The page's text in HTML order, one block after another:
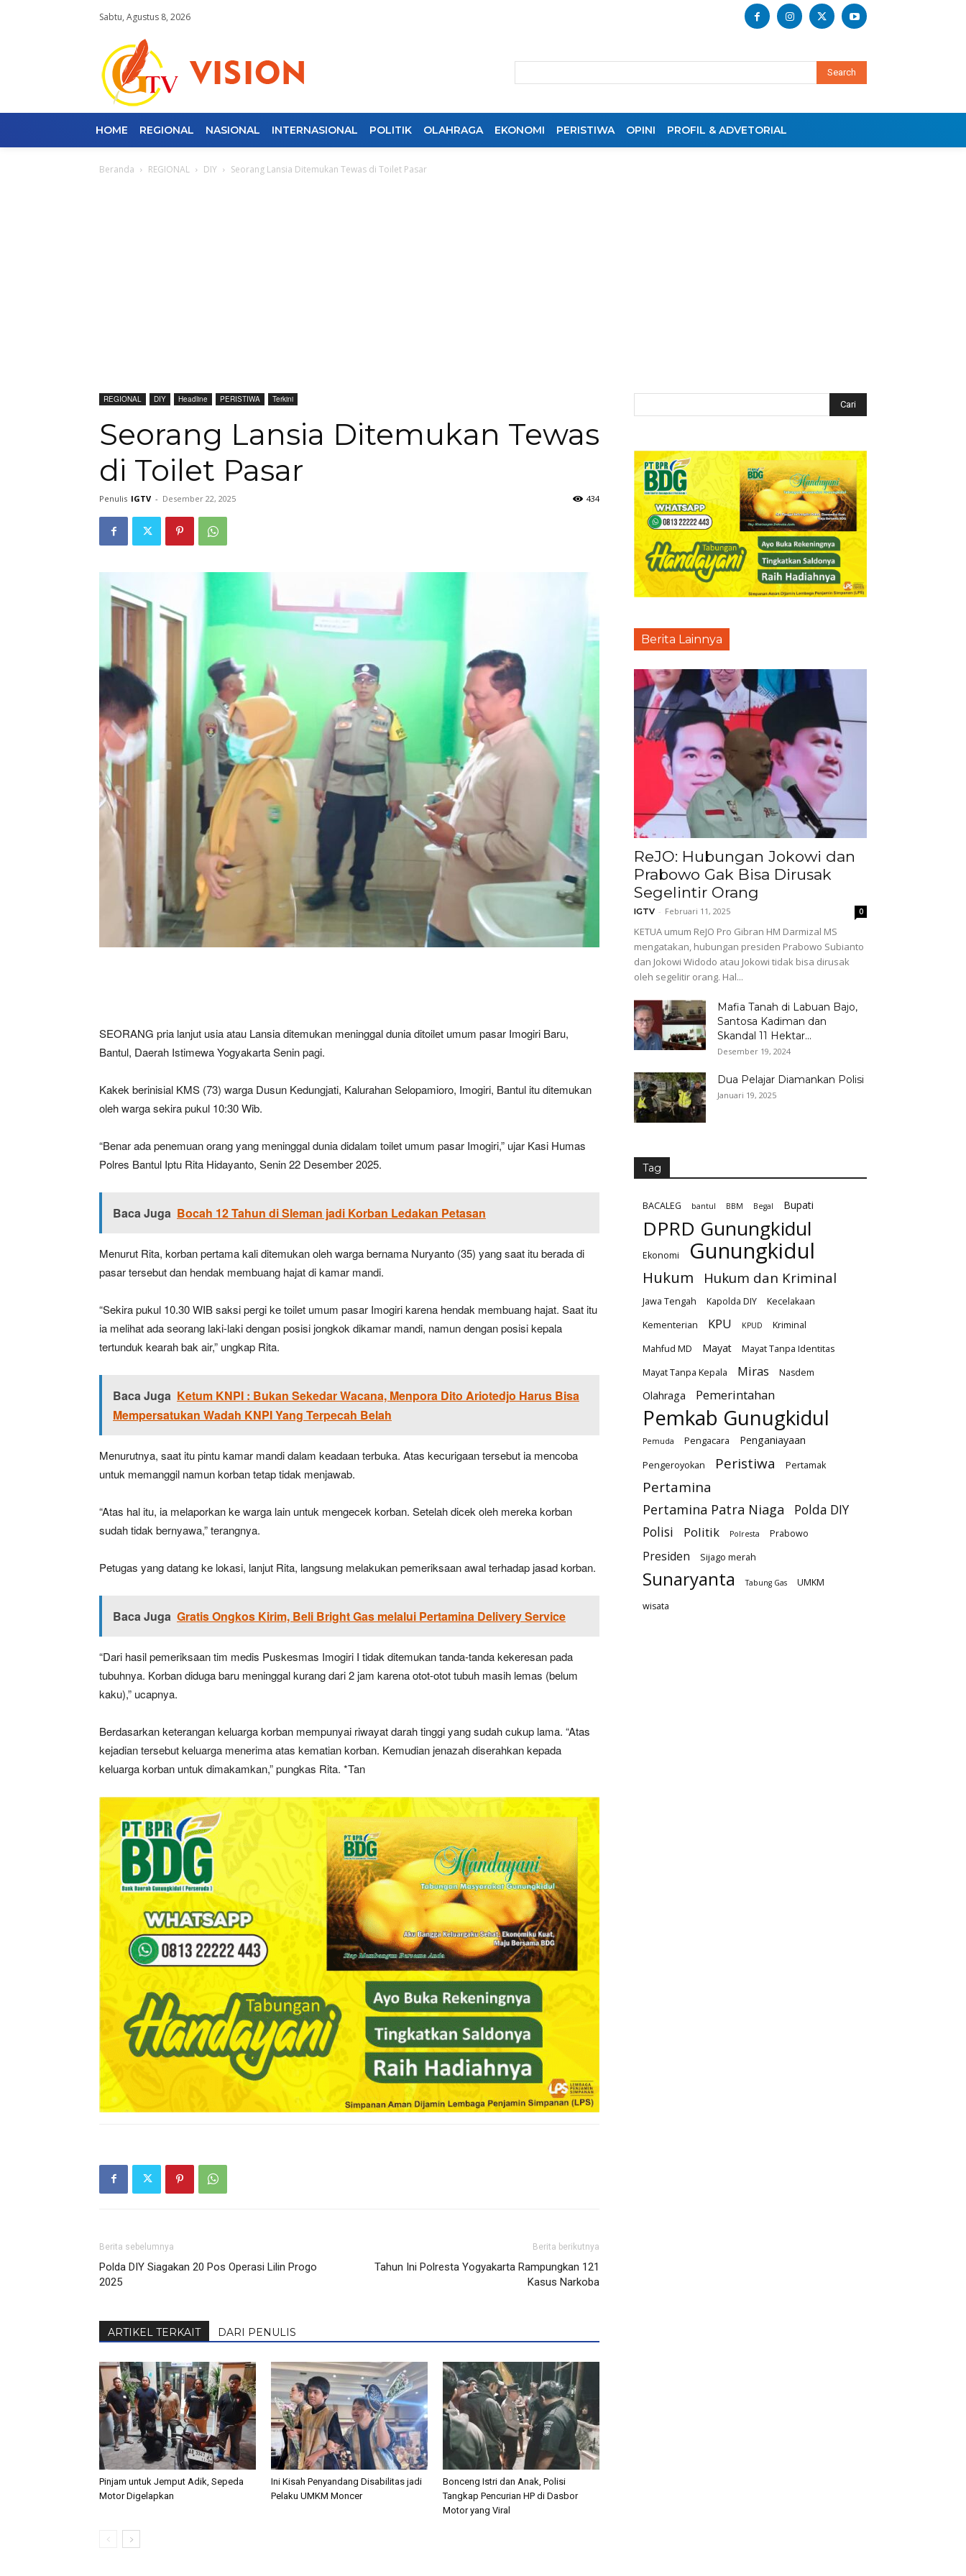
Sabtu, Agustus 8, 2026
Search
HOME REGIONAL NASIONAL INTERNASIONAL POLITIK OLAHRAGA EKONOMI PERISTIWA OPINI PROFIL & ADVETORIAL
Beranda REGIONAL DIY Seorang Lansia Ditemukan Tewas di Toilet Pasar
REGIONAL DIY Headline PERISTIWA Terkini
Seorang Lansia Ditemukan Tewas
di Toilet Pasar
Penulis IGTV - Desember 22, 2025 434
SEORANG pria lanjut usia atau Lansia ditemukan meninggal dunia ditoilet umum pasar Imogiri Baru,
Bantul, Daerah Istimewa Yogyakarta Senin pagi.
Kakek berinisial KMS (73) warga Dusun Kedungjati, Kalurahan Selopamioro, Imogiri, Bantul itu ditemukan
oleh warga sekira pukul 10:30 Wib.
“Benar ada penemuan orang yang meninggal dunia didalam toilet umum pasar Imogiri,” ujar Kasi Humas
Polres Bantul Iptu Rita Hidayanto, Senin 22 Desember 2025.
Baca Juga Bocah 12 Tahun di Sleman jadi Korban Ledakan Petasan
Menurut Rita, korban pertama kali ditemukan oleh warga bernama Nuryanto (35) yang saat itu berada di
pasar tersebut dan hendak membuang hajat di kamar mandi.
“Sekira pukul 10.30 WIB saksi pergi ke toilet umum pasar Imogiri karena hendak membuang hajat. Saat itu
ia melihat ada seorang laki-laki dengan posisi jongkok dikamar mandi, namun dengan posisi kepala
tertunduk kearah bak air,” ungkap Rita.
Baca Juga Ketum KNPI : Bukan Sekedar Wacana, Menpora Dito Ariotedjo Harus Bisa
Mempersatukan Wadah KNPI Yang Terpecah Belah
Menurutnya, saat itu pintu kamar mandi dalam keadaan terbuka. Atas kecurigaan tersebut ia mencoba
untuk memanggil namun korban tetap tidak menjawab.
“Atas hal itu, ia melaporkan ke warga lain untuk mengecek korban. Setelah dicek oleh mereka korban
sudah tidak bernyawa,” terangnya.
Petugas yang datang ke lokasi, lanjut Rita, langsung melakukan pemeriksaan awal terhadap jasad korban.
Baca Juga Gratis Ongkos Kirim, Beli Bright Gas melalui Pertamina Delivery Service
“Dari hasil pemeriksaan tim medis Puskesmas Imogiri I tidak ditemukan tanda-tanda kekeresan pada
tubuhnya. Korban diduga baru meninggal kurang dari 2 jam karena otot-otot tubuh masih lemas (belum
kaku),” ucapnya.
Berdasarkan keterangan keluarga korban mempunyai riwayat darah tinggi yang sudah cukup lama. “Atas
kejadian tersebut keluarga menerima atas kematian korban. Kemudian jenazah diserahkan kepada
keluarga korban untuk dimakamkan,” pungkas Rita. *Tan
Berita sebelumnya
Polda DIY Siagakan 20 Pos Operasi Lilin Progo
2025
Berita berikutnya
Tahun Ini Polresta Yogyakarta Rampungkan 121
Kasus Narkoba
ARTIKEL TERKAIT DARI PENULIS
Pinjam untuk Jemput Adik, Sepeda
Motor Digelapkan
Ini Kisah Penyandang Disabilitas jadi
Pelaku UMKM Moncer
Bonceng Istri dan Anak, Polisi
Tangkap Pencurian HP di Dasbor
Motor yang Viral
Berita Lainnya
ReJO: Hubungan Jokowi dan
Prabowo Gak Bisa Dirusak
Segelintir Orang
IGTV - Februari 11, 2025 0
KETUA umum ReJO Pro Gibran HM Darmizal MS
mengatakan, hubungan presiden Prabowo Subianto
dan Jokowi Widodo atau Jokowi tidak bisa dirusak
oleh segelitir orang. Hal...
Mafia Tanah di Labuan Bajo,
Santosa Kadiman dan
Skandal 11 Hektar...
Desember 19, 2024
Dua Pelajar Diamankan Polisi
Januari 19, 2025
Tag
BACALEG bantul BBM Begal Bupati
DPRD Gunungkidul
Ekonomi Gunungkidul
Hukum Hukum dan Kriminal
Jawa Tengah Kapolda DIY
Kecelakaan
Kementerian
KPU KPUD
Kriminal
Mahfud MD
Mayat
Mayat Tanpa Identitas
Mayat Tanpa Kepala
Miras Nasdem
Olahraga Pemerintahan
Pemkab Gunugkidul
Pemuda Pengacara Penganiayaan
Pengeroyokan Peristiwa Pertamak
Pertamina
Pertamina Patra Niaga
Polda DIY
Polisi
Politik Polresta Prabowo
Presiden Sijago merah
Sunaryanta Tabung Gas
UMKM
wisata